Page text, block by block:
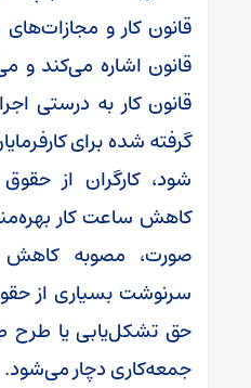
قانون کار و
قانون اشاره می‌کند و
قانون کار به درستی
گرفته شده برای
شود، کارگران از
کاهش ساعت کار
صورت، مصوبه
سرنوشت بسیاری از
حق تشکل‌یابی یا طرح
جمعه‌کاری دچار می‌شود.